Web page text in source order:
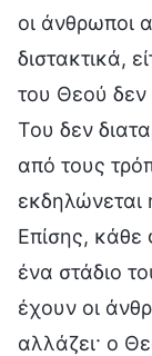
οι άνθρωποι
διστακτικά,
του Θεού δεν
Του δεν
από τους
Επίσης,
ένα στάδιο
έχουν οι
αλλάζει· ο